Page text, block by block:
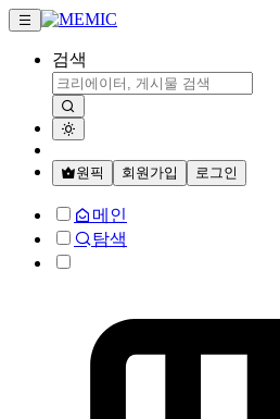
검색
원픽 회원가입 로그인
메인
탐색